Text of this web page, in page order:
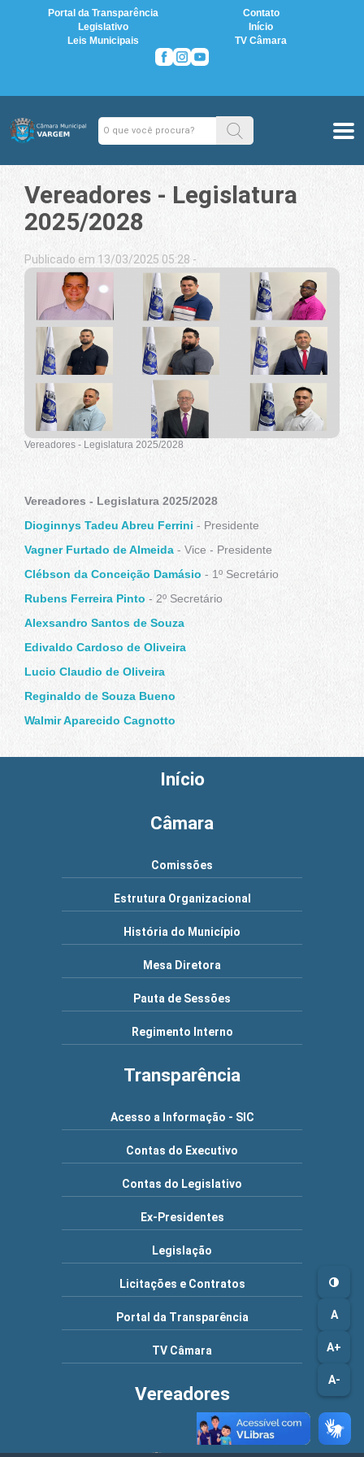
Portal da Transparência
Contato
Legislativo
Início
Leis Municipais
TV Câmara
A
A+
A-
Vereadores - Legislatura
2025/2028
Publicado em 13/03/2025 05:28 -
Vereadores - Legislatura 2025/2028
Vereadores - Legislatura 2025/2028
Dioginnys Tadeu Abreu Ferrini - Presidente
Vagner Furtado de Almeida - Vice - Presidente
Clébson da Conceição Damásio - 1º Secretário
Rubens Ferreira Pinto - 2º Secretário
Alexsandro Santos de Souza
Edivaldo Cardoso de Oliveira
Lucio Claudio de Oliveira
Reginaldo de Souza Bueno
Walmir Aparecido Cagnotto
Início
Câmara
Comissões
Estrutura Organizacional
História do Município
Mesa Diretora
Pauta de Sessões
Regimento Interno
Transparência
Acesso a Informação - SIC
Contas do Executivo
Contas do Legislativo
Ex-Presidentes
Legislação
Licitações e Contratos
Portal da Transparência
TV Câmara
Vereadores